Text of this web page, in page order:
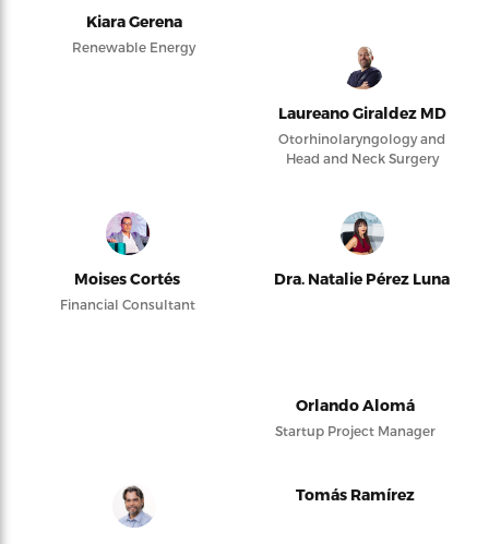
Kiara Gerena
Renewable Energy
Laureano Giraldez MD
Otorhinolaryngology and
Head and Neck Surgery
Moises Cortés
Financial Consultant
Dra. Natalie Pérez Luna
Orlando Alomá
Startup Project Manager
Tomás Ramírez